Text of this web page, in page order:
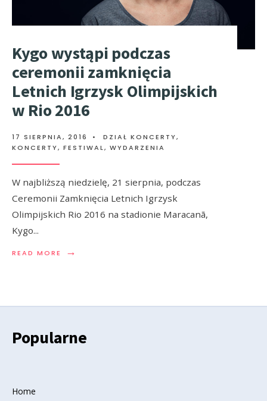
Kygo wystąpi podczas
ceremonii zamknięcia
Letnich Igrzysk Olimpijskich
w Rio 2016
17 SIERPNIA, 2016 • DZIAŁ KONCERTY,
KONCERTY, FESTIWAL, WYDARZENIA
W najbliższą niedzielę, 21 sierpnia, podczas
Ceremonii Zamknięcia Letnich Igrzysk
Olimpijskich Rio 2016 na stadionie Maracanã,
Kygo...
READ MORE →
Popularne
Home